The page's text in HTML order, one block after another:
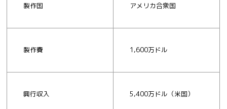
製作国 アメリカ合衆国
製作費 1,600万ドル
興行収入 5,400万ドル（米国）